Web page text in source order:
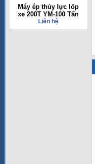
Máy ép thủy lực lốp
xe 200T YM-100 Tấn
Liên hệ